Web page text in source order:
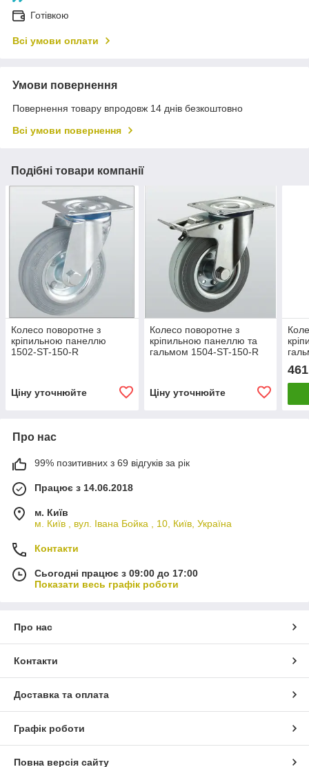
Готівкою
Всі умови оплати
Умови повернення
Повернення товару впродовж 14 днів безкоштовно
Всі умови повернення
Подібні товари компанії
Колесо поворотне з
кріпильною панеллю
1502-ST-150-R
Ціну уточнюйте
Колесо поворотне з
кріпильною панеллю та
гальмом 1504-ST-150-R
Ціну уточнюйте
461
Про нас
99% позитивних з 69 відгуків за рік
Працює з 14.06.2018
м. Київ
м. Київ , вул. Івана Бойка , 10, Київ, Україна
Контакти
Сьогодні працює з 09:00 до 17:00
Показати весь графік роботи
Про нас
Контакти
Доставка та оплата
Графік роботи
Повна версія сайту